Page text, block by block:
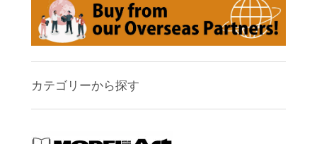
カテゴリーから探す